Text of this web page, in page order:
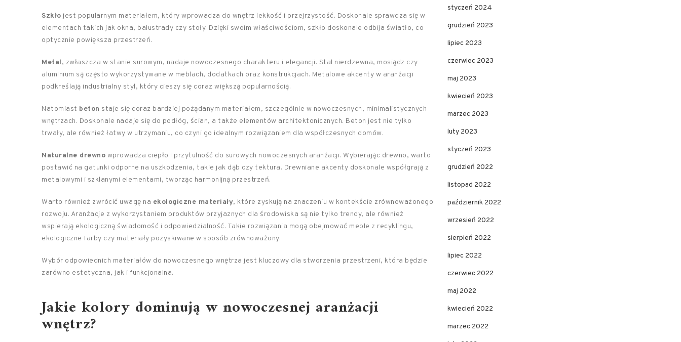
Szkło jest popularnym materiałem, który wprowadza do wnętrz lekkość i przejrzystość. Doskonale sprawdza się w
elementach takich jak okna, balustrady czy stoły. Dzięki swoim właściwościom, szkło doskonale odbija światło, co
optycznie powiększa przestrzeń.
Metal, zwłaszcza w stanie surowym, nadaje nowoczesnego charakteru i elegancji. Stal nierdzewna, mosiądz czy
aluminium są często wykorzystywane w meblach, dodatkach oraz konstrukcjach. Metalowe akcenty w aranżacji
podkreślają industrialny styl, który cieszy się coraz większą popularnością.
Natomiast beton staje się coraz bardziej pożądanym materiałem, szczególnie w nowoczesnych, minimalistycznych
wnętrzach. Doskonale nadaje się do podłóg, ścian, a także elementów architektonicznych. Beton jest nie tylko
trwały, ale również łatwy w utrzymaniu, co czyni go idealnym rozwiązaniem dla współczesnych domów.
Naturalne drewno wprowadza ciepło i przytulność do surowych nowoczesnych aranżacji. Wybierając drewno, warto
postawić na gatunki odporne na uszkodzenia, takie jak dąb czy tektura. Drewniane akcenty doskonale współgrają z
metalowymi i szklanymi elementami, tworząc harmonijną przestrzeń.
Warto również zwrócić uwagę na ekologiczne materiały, które zyskują na znaczeniu w kontekście zrównoważonego
rozwoju. Aranżacje z wykorzystaniem produktów przyjaznych dla środowiska są nie tylko trendy, ale również
wspierają ekologiczną świadomość i odpowiedzialność. Takie rozwiązania mogą obejmować meble z recyklingu,
ekologiczne farby czy materiały pozyskiwane w sposób zrównoważony.
Wybór odpowiednich materiałów do nowoczesnego wnętrza jest kluczowy dla stworzenia przestrzeni, która będzie
zarówno estetyczna, jak i funkcjonalna.
Jakie kolory dominują w nowoczesnej aranżacji
wnętrz?
styczeń 2024
grudzień 2023
lipiec 2023
czerwiec 2023
maj 2023
kwiecień 2023
marzec 2023
luty 2023
styczeń 2023
grudzień 2022
listopad 2022
październik 2022
wrzesień 2022
sierpień 2022
lipiec 2022
czerwiec 2022
maj 2022
kwiecień 2022
marzec 2022